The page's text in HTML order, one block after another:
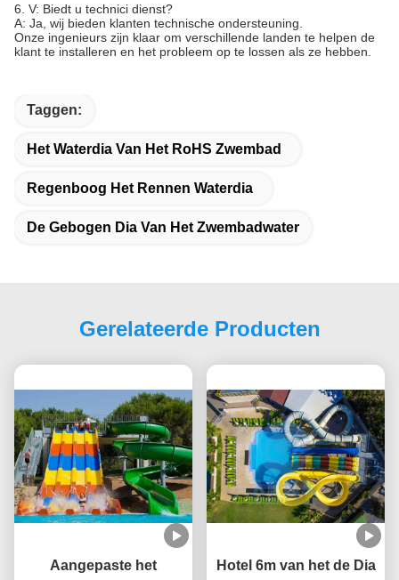
6. V: Biedt u technici dienst?
A: Ja, wij bieden klanten technische ondersteuning.
Onze ingenieurs zijn klaar om verschillende landen te helpen de
klant te installeren en het probleem op te lossen als ze hebben.
Taggen:
Het Waterdia Van Het RoHS Zwembad
Regenboog Het Rennen Waterdia
De Gebogen Dia Van Het Zwembadwater
Gerelateerde Producten
Aangepaste het
Hotel 6m van het de Dia